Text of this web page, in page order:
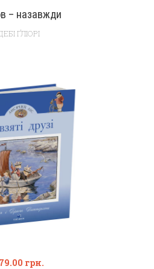
– назавжди
ҐЛІОРІ
грн.